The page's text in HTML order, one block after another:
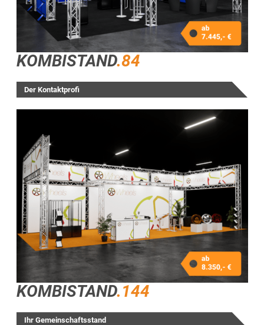
KOMBISTAND.84
Der Kontaktprofi
KOMBISTAND.144
Ihr Gemeinschaftsstand